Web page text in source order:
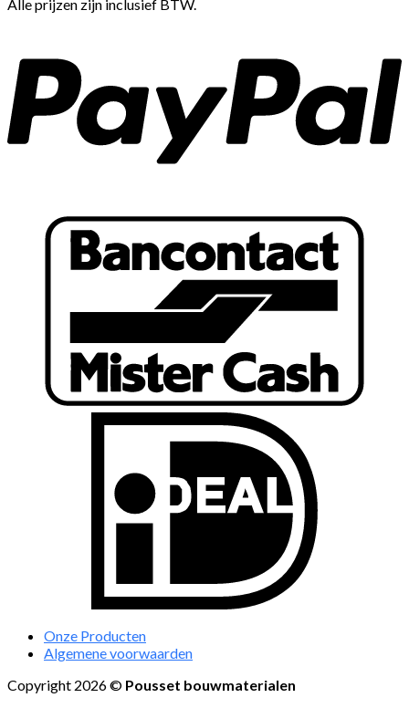
Alle prijzen zijn inclusief BTW.
Onze Producten
Algemene voorwaarden
Copyright 2026 © Pousset bouwmaterialen